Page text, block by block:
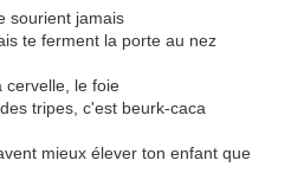
sourient jamais
te ferment la porte au nez
cervelle, le foie
tripes, c'est beurk-caca
mieux élever ton enfant que